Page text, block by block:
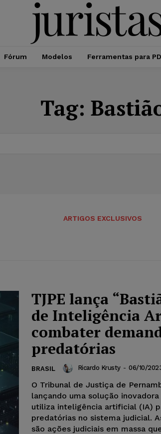
Fórum Modelos Ferramentas para
Tag:
ARTIGOS EXCLUSIVOS
TJPE lança
de Inteligência
combater
predatórias
BRASIL Ricardo Krusty - 06/10/
O Tribunal de Justiça de
lançando uma solução
utiliza inteligência artificial (IA)
predatórias no sistema judicial.
são ações judiciais em massa